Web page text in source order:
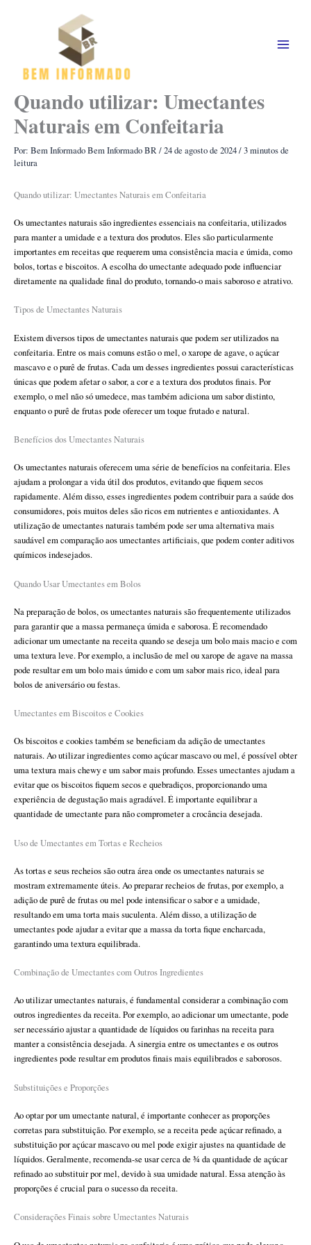
Quando utilizar: Umectantes
Naturais em Confeitaria
Por: Bem InformadoBem Informado BR/24 de agosto de 2024/3 minutos de
leitura
Quando utilizar: Umectantes Naturais em Confeitaria
Os umectantes naturais são ingredientes essenciais na confeitaria, utilizados
para manter a umidade e a textura dos produtos. Eles são particularmente
importantes em receitas que requerem uma consistência macia e úmida, como
bolos, tortas e biscoitos. A escolha do umectante adequado pode influenciar
diretamente na qualidade final do produto, tornando-o mais saboroso e atrativo.
Tipos de Umectantes Naturais
Existem diversos tipos de umectantes naturais que podem ser utilizados na
confeitaria. Entre os mais comuns estão o mel, o xarope de agave, o açúcar
mascavo e o purê de frutas. Cada um desses ingredientes possui características
únicas que podem afetar o sabor, a cor e a textura dos produtos finais. Por
exemplo, o mel não só umedece, mas também adiciona um sabor distinto,
enquanto o purê de frutas pode oferecer um toque frutado e natural.
Benefícios dos Umectantes Naturais
Os umectantes naturais oferecem uma série de benefícios na confeitaria. Eles
ajudam a prolongar a vida útil dos produtos, evitando que fiquem secos
rapidamente. Além disso, esses ingredientes podem contribuir para a saúde dos
consumidores, pois muitos deles são ricos em nutrientes e antioxidantes. A
utilização de umectantes naturais também pode ser uma alternativa mais
saudável em comparação aos umectantes artificiais, que podem conter aditivos
químicos indesejados.
Quando Usar Umectantes em Bolos
Na preparação de bolos, os umectantes naturais são frequentemente utilizados
para garantir que a massa permaneça úmida e saborosa. É recomendado
adicionar um umectante na receita quando se deseja um bolo mais macio e com
uma textura leve. Por exemplo, a inclusão de mel ou xarope de agave na massa
pode resultar em um bolo mais úmido e com um sabor mais rico, ideal para
bolos de aniversário ou festas.
Umectantes em Biscoitos e Cookies
Os biscoitos e cookies também se beneficiam da adição de umectantes
naturais. Ao utilizar ingredientes como açúcar mascavo ou mel, é possível obter
uma textura mais chewy e um sabor mais profundo. Esses umectantes ajudam a
evitar que os biscoitos fiquem secos e quebradiços, proporcionando uma
experiência de degustação mais agradável. É importante equilibrar a
quantidade de umectante para não comprometer a crocância desejada.
Uso de Umectantes em Tortas e Recheios
As tortas e seus recheios são outra área onde os umectantes naturais se
mostram extremamente úteis. Ao preparar recheios de frutas, por exemplo, a
adição de purê de frutas ou mel pode intensificar o sabor e a umidade,
resultando em uma torta mais suculenta. Além disso, a utilização de
umectantes pode ajudar a evitar que a massa da torta fique encharcada,
garantindo uma textura equilibrada.
Combinação de Umectantes com Outros Ingredientes
Ao utilizar umectantes naturais, é fundamental considerar a combinação com
outros ingredientes da receita. Por exemplo, ao adicionar um umectante, pode
ser necessário ajustar a quantidade de líquidos ou farinhas na receita para
manter a consistência desejada. A sinergia entre os umectantes e os outros
ingredientes pode resultar em produtos finais mais equilibrados e saborosos.
Substituições e Proporções
Ao optar por um umectante natural, é importante conhecer as proporções
corretas para substituição. Por exemplo, se a receita pede açúcar refinado, a
substituição por açúcar mascavo ou mel pode exigir ajustes na quantidade de
líquidos. Geralmente, recomenda-se usar cerca de ¾ da quantidade de açúcar
refinado ao substituir por mel, devido à sua umidade natural. Essa atenção às
proporções é crucial para o sucesso da receita.
Considerações Finais sobre Umectantes Naturais